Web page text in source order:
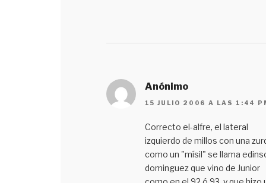
Anónimo
15 JULIO 2006 A LAS 1:44
Correcto el-alfre, el lateral
izquierdo de millos con una
como un "mísil" se llama
dominguez que vino de Junior